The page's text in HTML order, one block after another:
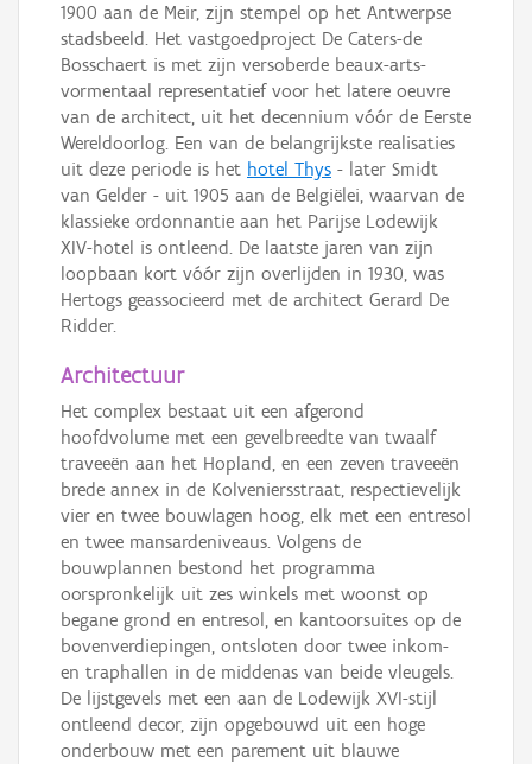
1900 aan de Meir, zijn stempel op het Antwerpse
stadsbeeld. Het vastgoedproject De Caters-de
Bosschaert is met zijn versoberde beaux-arts-
vormentaal representatief voor het latere oeuvre
van de architect, uit het decennium vóór de Eerste
Wereldoorlog. Een van de belangrijkste realisaties
uit deze periode is het hotel Thys - later Smidt
van Gelder - uit 1905 aan de Belgiëlei, waarvan de
klassieke ordonnantie aan het Parijse Lodewijk
XIV-hotel is ontleend. De laatste jaren van zijn
loopbaan kort vóór zijn overlijden in 1930, was
Hertogs geassocieerd met de architect Gerard De
Ridder.
Architectuur
Het complex bestaat uit een afgerond
hoofdvolume met een gevelbreedte van twaalf
traveeën aan het Hopland, en een zeven traveeën
brede annex in de Kolveniersstraat, respectievelijk
vier en twee bouwlagen hoog, elk met een entresol
en twee mansardeniveaus. Volgens de
bouwplannen bestond het programma
oorspronkelijk uit zes winkels met woonst op
begane grond en entresol, en kantoorsuites op de
bovenverdiepingen, ontsloten door twee inkom-
en traphallen in de middenas van beide vleugels.
De lijstgevels met een aan de Lodewijk XVI-stijl
ontleend decor, zijn opgebouwd uit een hoge
onderbouw met een parement uit blauwe